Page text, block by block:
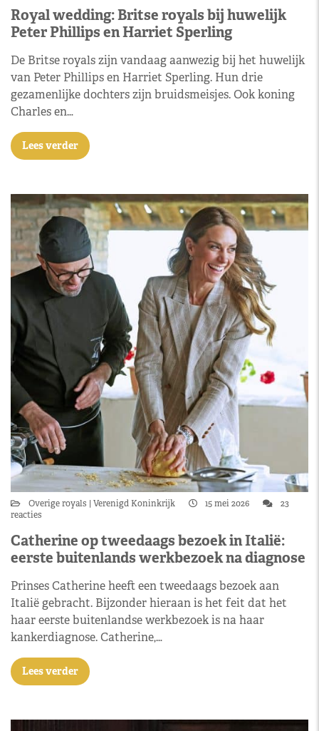
Royal wedding: Britse royals bij huwelijk
Peter Phillips en Harriet Sperling
De Britse royals zijn vandaag aanwezig bij het huwelijk
van Peter Phillips en Harriet Sperling. Hun drie
gezamenlijke dochters zijn bruidsmeisjes. Ook koning
Charles en…
Lees verder
Overige royals Verenigd Koninkrijk 15 mei 2026
23
reacties
Catherine op tweedaags bezoek in Italië:
eerste buitenlands werkbezoek na diagnose
Prinses Catherine heeft een tweedaags bezoek aan
Italië gebracht. Bijzonder hieraan is het feit dat het
haar eerste buitenlandse werkbezoek is na haar
kankerdiagnose. Catherine,…
Lees verder